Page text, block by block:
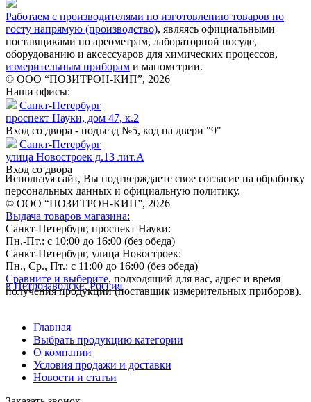
Работаем с производителями по изготовлению товаров по
госту напрямую (производство), являясь официальными
поставщиками по ареометрам, лабораторной посуде,
оборудованию и аксессуаров для химических процессов,
измерительным приборам и манометрии.
© ООО “ПОЗИТРОН-КИП”, 2026
Наши офисы:
Санкт-Петербург
проспект Науки, дом 47, к.2
Вход со двора - подъезд №5, код на двери "9"
Санкт-Петербург
улица Новостроек д.13 лит.А
Вход со двора
Используя сайт, Вы подтверждаете свое согласие на обработку
персональных данных и официальную политику.
© ООО “ПОЗИТРОН-КИП”, 2026
Выдача товаров магазина:
Санкт-Петербург, проспект Науки:
Пн.-Пт.: с 10:00 до 16:00 (без обеда)
Санкт-Петербург, улица Новостроек:
Пн., Ср., Пт.: с 11:00 до 16:00 (без обеда)
Сравните и выберите, подходящий для вас, адрес и время
получения продукции (поставщик измерительных приборов).
в Петрозаводске, Россия
Главная
Выбрать продукцию категории
О компании
Условия продажи и доставки
Новости и статьи